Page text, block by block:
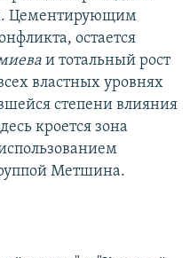
Цементирующим
остается
и тотальный рост
властных уровнях
степени влияния
кроется зона
Метшина.